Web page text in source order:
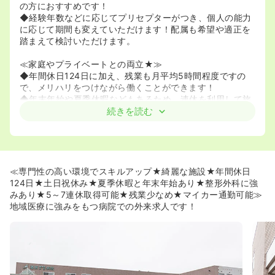
の方におすすめです！
◆経験年数などに応じてプリセプターがつき、個人の能力
に応じて期間も変えていただけます！配属も希望や適正を
踏まえて検討いただけます。
≪家庭やプライベートとの両立★≫
◆年間休日124日に加え、残業も月平均5時間程度ですの
で、メリハリをつけながら働くことができます！
◆年末年始や夏季休暇などもあるため、連休を利用して旅
行や帰省をされる看護師様も多くいらっしゃいます！
さんがいらっしゃる看護師様も安心して夜勤に入って頂け
◆残業時間についても月5時間程度になるように業務シェ
アや記録の簡略化を図り残業時間を減らす取り組みをして
います！
をご希望の方も安心です！
続きを読む
≪専門性の高い環境でスキルアップ★綺麗な施設★年間休日
124日★土日祝休み★夏季休暇と年末年始あり★整形外科に強
みあり★5～7連休取得可能★残業少なめ★マイカー通勤可能≫
地域医療に強みをもつ病院での外来求人です！